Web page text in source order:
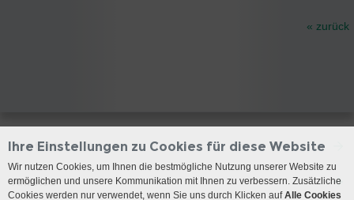
« zurück
Kontakt
Anreise
Ihre Einstellungen zu Cookies für diese Website
Wir nutzen Cookies, um Ihnen die bestmögliche Nutzung unserer Website zu
ermöglichen und unsere Kommunikation mit Ihnen zu verbessern. Zusätzliche
Cookies werden nur verwendet, wenn Sie uns durch Klicken aufAlle Cookies